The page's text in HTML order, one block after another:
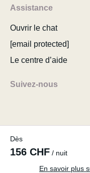
Dès
156 CHF / nuit
En savoir plus
Assistance
Ouvrir le chat
[email protected]
Le centre d’aide
Suivez-nous
© 2026 MyCamper AG
Politique de confidentialité
Plan du site
Modifier